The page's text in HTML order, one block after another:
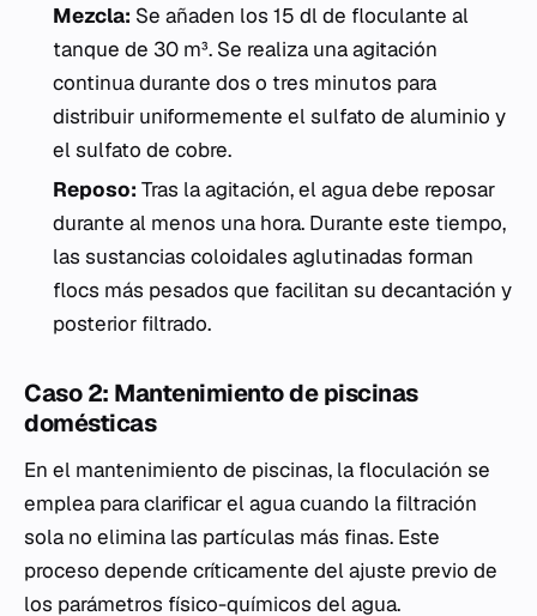
Mezcla: Se añaden los 15 dl de floculante al
tanque de 30 m³. Se realiza una agitación
continua durante dos o tres minutos para
distribuir uniformemente el sulfato de aluminio y
el sulfato de cobre.
Reposo: Tras la agitación, el agua debe reposar
durante al menos una hora. Durante este tiempo,
las sustancias coloidales aglutinadas forman
flocs más pesados que facilitan su decantación y
posterior filtrado.
Caso 2: Mantenimiento de piscinas
domésticas
En el mantenimiento de piscinas, la floculación se
emplea para clarificar el agua cuando la filtración
sola no elimina las partículas más finas. Este
proceso depende críticamente del ajuste previo de
los parámetros físico-químicos del agua.